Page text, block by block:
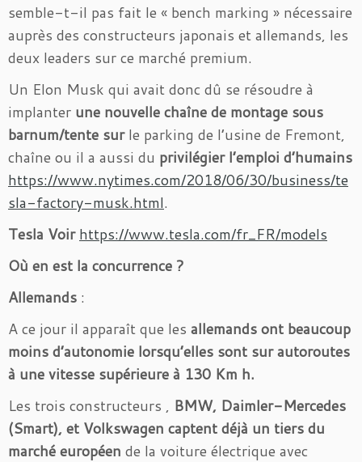
semble-t-il pas fait le « bench marking » nécessaire
auprès des constructeurs japonais et allemands, les
deux leaders sur ce marché premium.
Un Elon Musk qui avait donc dû se résoudre à
implanter une nouvelle chaîne de montage sous
barnum/tente surle parking de l’usine de Fremont,
chaîne ou il a aussi du privilégier l’emploi d’humains
https://www.nytimes.com/2018/06/30/business/te
sla-factory-musk.html.
Tesla Voirhttps://www.tesla.com/fr_FR/models
Où en est la concurrence ?
Allemands :
A ce jour il apparaît que les allemands ont beaucoup
moins d’autonomie lorsqu’elles sont sur autoroutes
à une vitesse supérieure à 130 Km h.
Les trois constructeurs , BMW, Daimler-Mercedes
(Smart), et Volkswagen captent déjà un tiers du
marché européen de la voiture électrique avec